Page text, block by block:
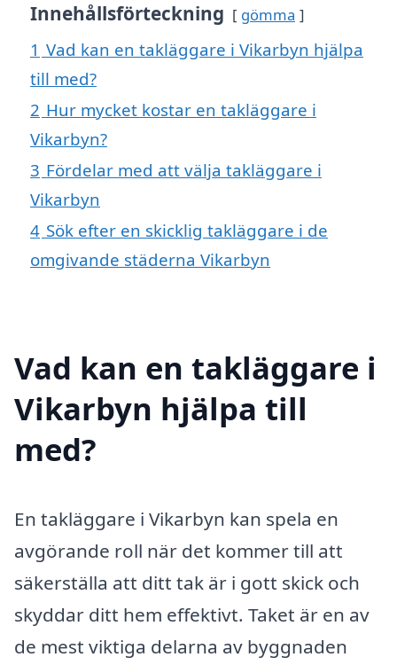
Innehållsförteckning gömma
1 Vad kan en takläggare i Vikarbyn hjälpa
till med?
2 Hur mycket kostar en takläggare i
Vikarbyn?
3 Fördelar med att välja takläggare i
Vikarbyn
4 Sök efter en skicklig takläggare i de
omgivande städerna Vikarbyn
Vad kan en takläggare i
Vikarbyn hjälpa till
med?
En takläggare i Vikarbyn kan spela en
avgörande roll när det kommer till att
säkerställa att ditt tak är i gott skick och
skyddar ditt hem effektivt. Taket är en av
de mest viktiga delarna av byggnaden